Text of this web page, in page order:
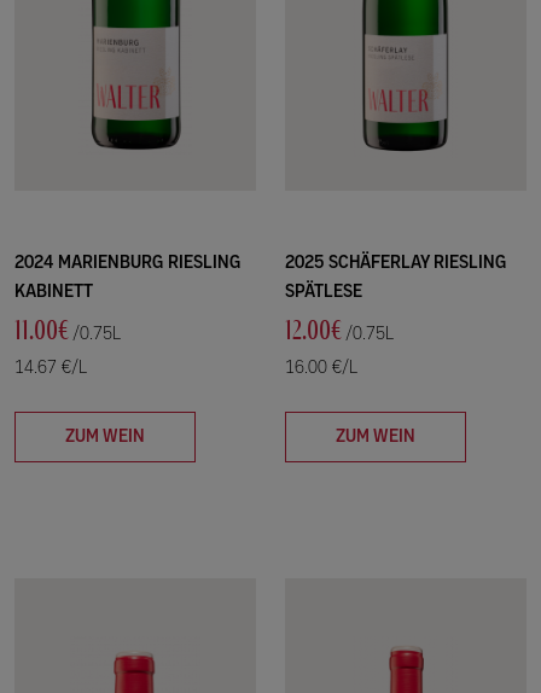
2024 MARIENBURG RIESLING
KABINETT
11.00€ /0.75L
14.67 €/L
ZUM WEIN
2025 SCHÄFERLAY RIESLING
SPÄTLESE
12.00€ /0.75L
16.00 €/L
ZUM WEIN